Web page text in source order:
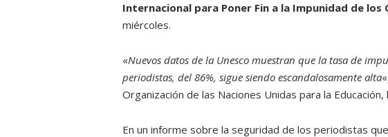
Internacional para Poner Fin a la Impunidad de
miércoles.
«Nuevos datos de la Unesco muestran que la tasa de
periodistas, del 86%, sigue siendo escandalosamente alta
Organización de las Naciones Unidas para la Educación,
En un informe sobre la seguridad de los periodistas